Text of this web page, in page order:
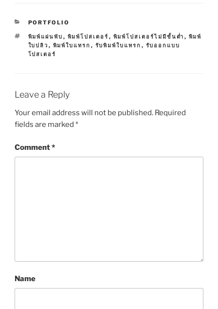
C
T
E
G
E
PORTFOLIO
T
A
G
พิมพ์แผ่นพับ , พิมพ์โปสเตอร์ , พิมพ์โปสเตอร์ไม่มีขั้นต่ำ , พิมพ์
ใบปลิว , พิมพ์ใบแทรก , รับพิมพ์ใบแทรก , รับออกแบบ
โปสเตอร์
Leave a Reply
Your email address will not be published. Required
fields are marked *
Comment*
Name